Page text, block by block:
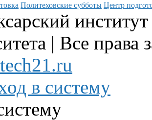
Политеховские субботы Центр
| Все
в систему